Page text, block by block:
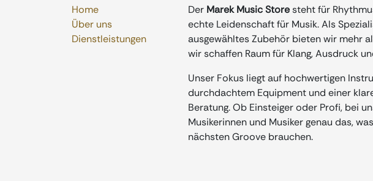
Home
Über uns
Dienstleistungen
Der Marek Music Storesteht für
echte Leidenschaft für Musik. Als
ausgewähltes Zubehör bieten wir mehr
wir schaffen Raum für Klang, Ausdruck
Unser Fokus liegt auf hochwertigen
durchdachtem Equipment und einer
Beratung. Ob Einsteiger oder Profi, bei
Musikerinnen und Musiker genau das,
nächsten Groove brauchen.